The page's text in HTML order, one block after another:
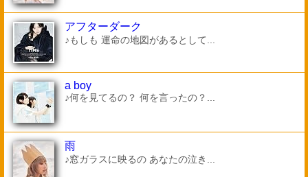
アフターダーク
♪もしも 運命の地図があるとして...
a boy
♪何を見てるの？ 何を言ったの？...
雨
♪窓ガラスに映るの あなたの泣き...